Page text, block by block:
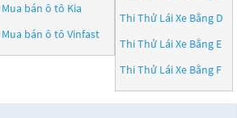
Mua bán ô tô Kia
Mua bán ô tô Vinfast
Thi Thử Lái Xe Bằng D
Thi Thử Lái Xe Bằng E
Thi Thử Lái Xe Bằng F